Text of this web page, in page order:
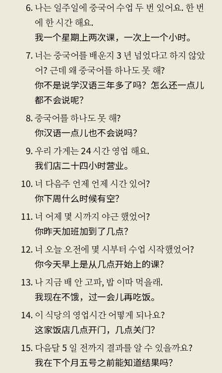
나는 일주일에 중국어 수업 두 번 있어요. 한 번
에 한 시간 해요.
我一个星期上两次课，一次上一个小时。
너는 중국어를 배운지 3 년 넘었다고 하지 않았
어? 근데 왜 중국어를 하나도 못 해?
你不是说学汉语三年多了吗？怎么还一点儿
都不会说呢？
중국어를 하나도 못 해?
你汉语一点儿也不会说吗？
우리 가게는 24 시간 영업 해요.
我们店二十四小时营业。
너 다음주 언제 언제 시간 있어?
你下周什么时候有空？
너 어제 몇 시까지 야근 했었어?
你昨天加班加到了几点？
너 오늘 오전에 몇 시부터 수업 시작했었어?
你今天早上是从几点开始上的课？
나 지금 배 안 고파, 밥 이따 먹을래.
我现在不饿，过一会儿再吃饭。
이 식당의 영업시간 어떻게 되나요?
这家饭店几点开门，几点关门？
다음달 5 일 전까지 결과를 알 수 있을까요?
我在下个月五号之前能知道结果吗？